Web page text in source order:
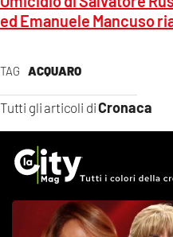
TAG ACQUARO
Tutti gli articoli diCronaca
ed Emanuele Mancuso